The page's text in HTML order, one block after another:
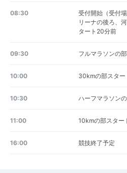
08:30
受付開始（受付
リーナの後ろ、
タート20分前
09:30 フルマラソンの
10:00 30kmの部スター
10:30 ハーフマラソン
11:00 10kmの部スター
16:00 競技終了予定